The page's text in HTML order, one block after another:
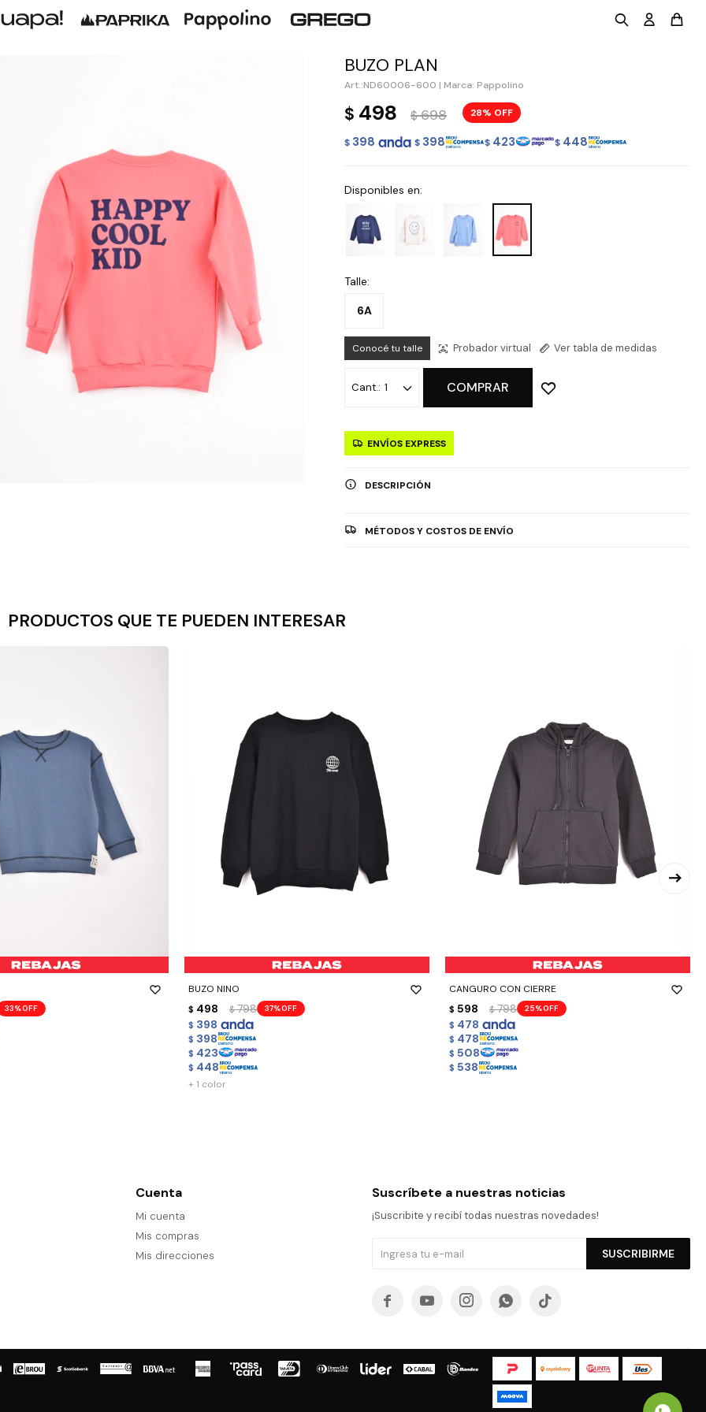
BUZO PLAN
ND60006-600 | Marca: Pappolino
$ 498 $ 698 28
$ 398 $ 398 $ 423 $ 448
Disponibles en:
Talle:
6A
Conocé tu talle Probador virtual Ver tabla de medidas
1 COMPRAR
ENVÍOS EXPRESS
DESCRIPCIÓN
MÉTODOS Y COSTOS DE ENVÍO
PRODUCTOS QUE TE PUEDEN INTERESAR
33
BUZO NINO
$ 498 $ 798 37
$ 398
$ 398
$ 423
$ 448
- +
+ 1 color
CANGURO CON CIERRE
$ 598 $ 798 25
$ 478
$ 478
$ 508
$ 538
- +
Cuenta
Mi cuenta
Mis compras
Mis direcciones
Suscríbete a nuestras noticias
¡Suscribite y recibí todas nuestras novedades!
SUSCRIBIRME
    